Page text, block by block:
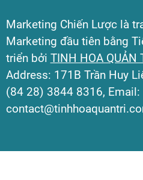
Marketing Chiến Lược là
Marketing đầu tiên bằng
triển bởi TINH HOA QUẢN
Address: 171B Trần Huy
(84 28) 3844 8316, Email: